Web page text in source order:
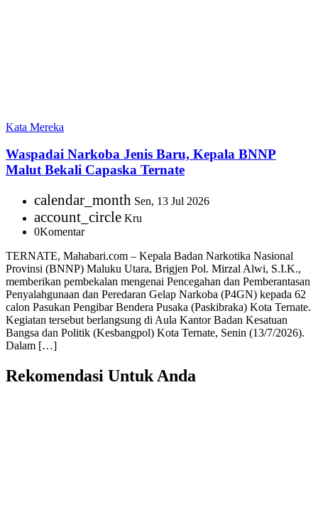
Kata Mereka
Waspadai Narkoba Jenis Baru, Kepala BNNP
Malut Bekali Capaska Ternate
calendar_month Sen, 13 Jul 2026
account_circle Kru
0Komentar
TERNATE, Mahabari.com – Kepala Badan Narkotika Nasional
Provinsi (BNNP) Maluku Utara, Brigjen Pol. Mirzal Alwi, S.I.K.,
memberikan pembekalan mengenai Pencegahan dan Pemberantasan
Penyalahgunaan dan Peredaran Gelap Narkoba (P4GN) kepada 62
calon Pasukan Pengibar Bendera Pusaka (Paskibraka) Kota Ternate.
Kegiatan tersebut berlangsung di Aula Kantor Badan Kesatuan
Bangsa dan Politik (Kesbangpol) Kota Ternate, Senin (13/7/2026).
Dalam […]
Rekomendasi Untuk Anda